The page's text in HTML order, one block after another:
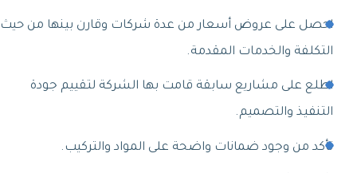
احصل على عروض أسعار من عدة شركات وقارن بينها من حيث
التكلفة والخدمات المقدمة.
اطلع على مشاريع سابقة قامت بها الشركة لتقييم جودة
التنفيذ والتصميم.
تأكد من وجود ضمانات واضحة على المواد والتركيب.